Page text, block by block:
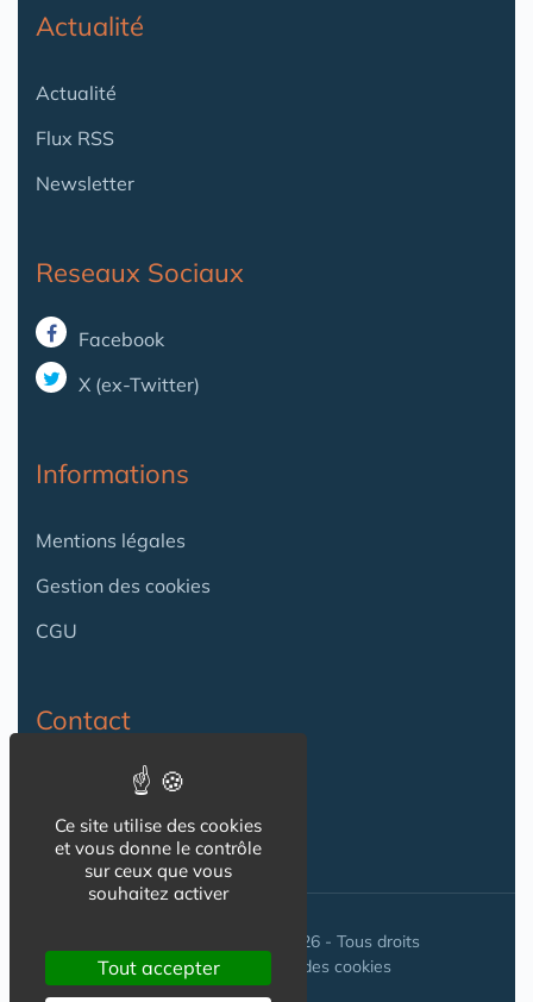
Actualité
Actualité
Flux RSS
Newsletter
Reseaux Sociaux
Facebook
X (ex-Twitter)
Informations
Mentions légales
Gestion des cookies
CGU
Contact
© Seniorissimmo.com 2026 - Tous droits
réservés. //
Gestion des cookies
Ce site utilise des cookies
et vous donne le contrôle
sur ceux que vous
souhaitez activer
Tout accepter